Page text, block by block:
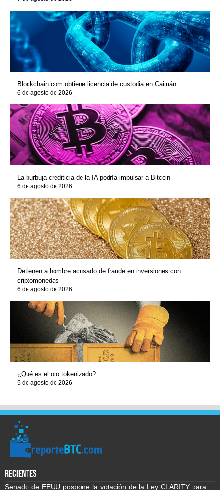
Blockchain.com obtiene licencia de custodia en Caimán
6 de agosto de 2026
La burbuja crediticia de la IA podría impulsar a Bitcoin
6 de agosto de 2026
Detienen a hombre acusado de fraude en inversiones con
criptomonedas
6 de agosto de 2026
¿Qué es el oro tokenizado?
5 de agosto de 2026
recientes
Senado de EEUU pospone la votación de la Ley CLARITY para